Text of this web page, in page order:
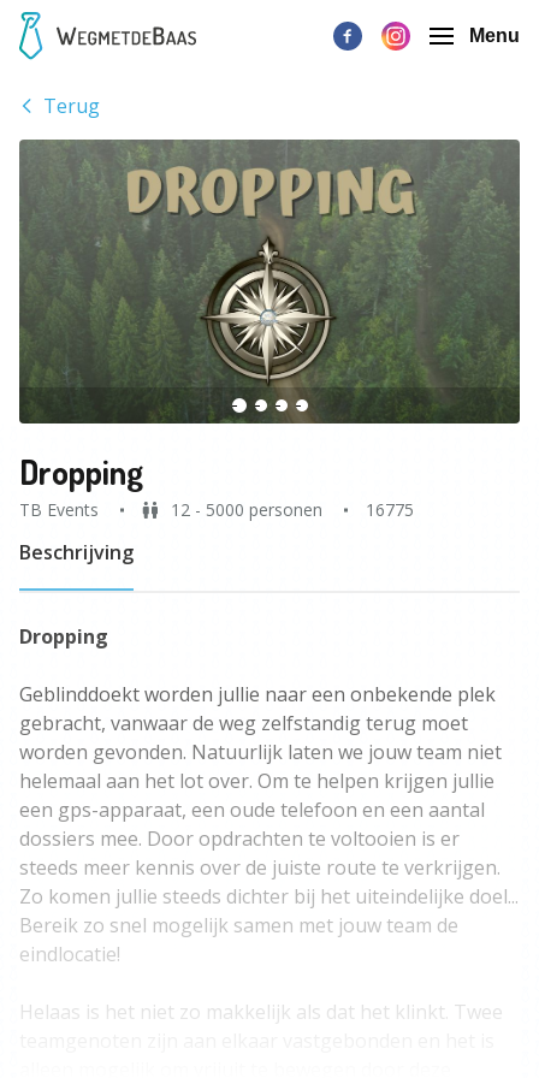
Menu
Terug
Dropping
TB Events 12 - 5000 personen 16775
Beschrijving
Dropping
Geblinddoekt worden jullie naar een onbekende plek
gebracht, vanwaar de weg zelfstandig terug moet
worden gevonden. Natuurlijk laten we jouw team niet
helemaal aan het lot over. Om te helpen krijgen jullie
een gps-apparaat, een oude telefoon en een aantal
dossiers mee. Door opdrachten te voltooien is er
steeds meer kennis over de juiste route te verkrijgen.
Zo komen jullie steeds dichter bij het uiteindelijke doel...
Bereik zo snel mogelijk samen met jouw team de
eindlocatie!
Helaas is het niet zo makkelijk als dat het klinkt. Twee